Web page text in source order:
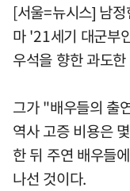
[서울=뉴시스] 남
마 '21세기 대군부
우석을 향한 과도
그가 "배우들의 출
역사 고증 비용은
한 뒤 주연 배우들
나선 것이다.